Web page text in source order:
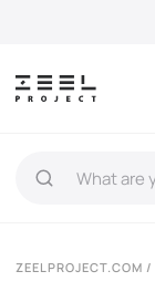
ZEELPROJECT.COM /